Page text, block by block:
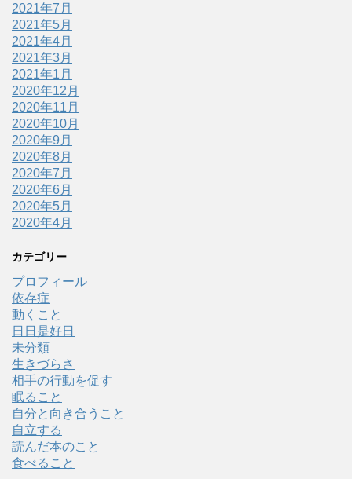
2021年7月
2021年5月
2021年4月
2021年3月
2021年1月
2020年12月
2020年11月
2020年10月
2020年9月
2020年8月
2020年7月
2020年6月
2020年5月
2020年4月
カテゴリー
プロフィール
依存症
動くこと
日日是好日
未分類
生きづらさ
相手の行動を促す
眠ること
自分と向き合うこと
自立する
読んだ本のこと
食べること